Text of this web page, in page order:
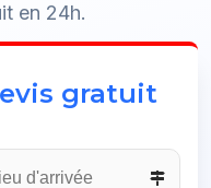
en 24h.
gratuit